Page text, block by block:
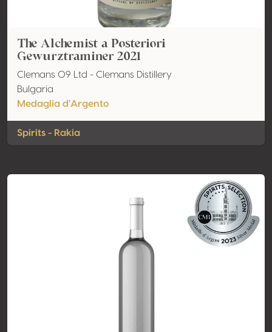
The Alchemist a Posteriori
Gewurztraminer 2021
Clemans 09 Ltd - Clemans Distillery
Bulgaria
Medaglia d'Argento
Spirits - Rakia